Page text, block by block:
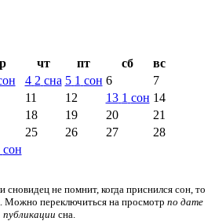
чт пт сб
вс
4 2 сна 5 1 сон 6
7
11 12 13 1 сон 14
18 19 20
21
25 26 27
28
сон
сновидец не помнит, когда приснился сон, то
Можно переключиться на просмотр по дате
публикации сна.